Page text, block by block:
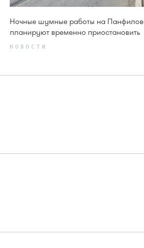
Ночные шумные работы на
планируют временно приостановить
НОВОСТИ